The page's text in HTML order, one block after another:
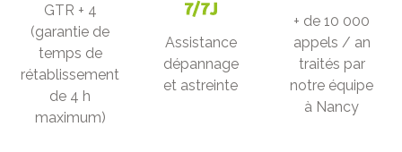
GTR + 4
(garantie de
temps de
rétablissement
de 4 h
maximum)
Assistance
dépannage
et astreinte
+ de 10 000
appels / an
traités par
notre équipe
à Nancy